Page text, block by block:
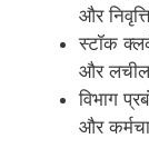
और
स्टॉक
और
विभाग
और